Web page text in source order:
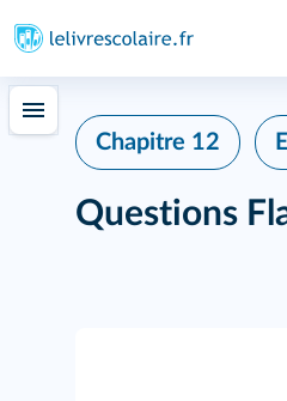
Chapitre 12
Questions